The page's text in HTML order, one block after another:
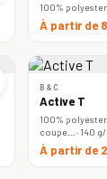
100%
À partir de
B&C
Active T
100%
coupe… · 140 g/
À partir de